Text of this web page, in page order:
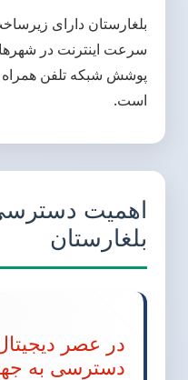
بلغارستان دارای
سرعت اینترنت در
پوشش شبکه تلفن
است.
اهمیت
بلغارستان
در عصر
دسترسی به